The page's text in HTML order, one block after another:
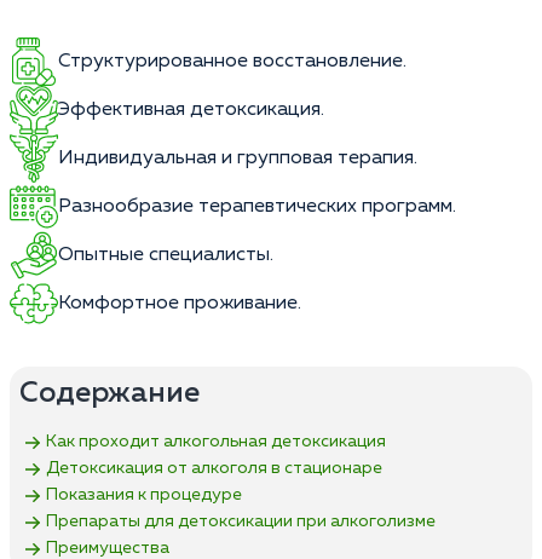
Структурированное восстановление.
Эффективная детоксикация.
Индивидуальная и групповая терапия.
Разнообразие терапевтических программ.
Опытные специалисты.
Комфортное проживание.
Содержание
Как проходит алкогольная детоксикация
Детоксикация от алкоголя в стационаре
Показания к процедуре
Препараты для детоксикации при алкоголизме
Преимущества